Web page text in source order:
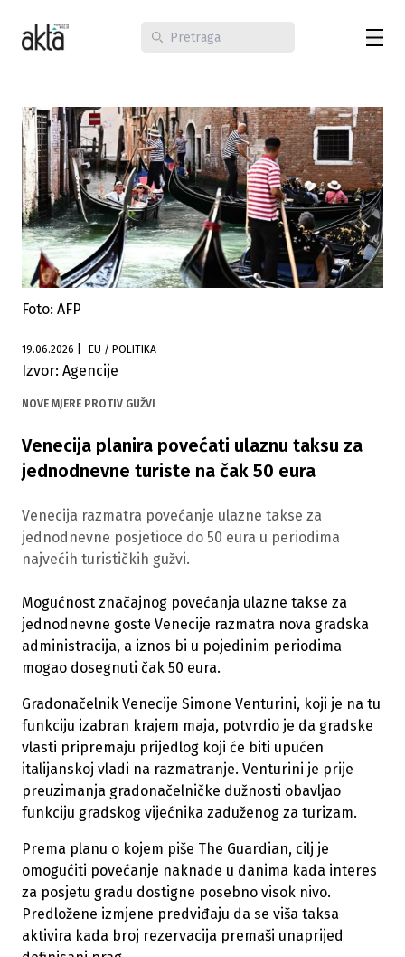
Foto: AFP
19.06.2026 EU / POLITIKA
Izvor: Agencije
NOVE MJERE PROTIV GUŽVI
Venecija planira povećati ulaznu taksu za
jednodnevne turiste na čak 50 eura
Venecija razmatra povećanje ulazne takse za
jednodnevne posjetioce do 50 eura u periodima
najvećih turističkih gužvi.
Mogućnost značajnog povećanja ulazne takse za
jednodnevne goste Venecije razmatra nova gradska
administracija, a iznos bi u pojedinim periodima
mogao dosegnuti čak 50 eura.
Gradonačelnik Venecije Simone Venturini, koji je na tu
funkciju izabran krajem maja, potvrdio je da gradske
vlasti pripremaju prijedlog koji će biti upućen
italijanskoj vladi na razmatranje. Venturini je prije
preuzimanja gradonačelničke dužnosti obavljao
funkciju gradskog vijećnika zaduženog za turizam.
Prema planu o kojem piše The Guardian, cilj je
omogućiti povećanje naknade u danima kada interes
za posjetu gradu dostigne posebno visok nivo.
Predložene izmjene predviđaju da se viša taksa
aktivira kada broj rezervacija premaši unaprijed